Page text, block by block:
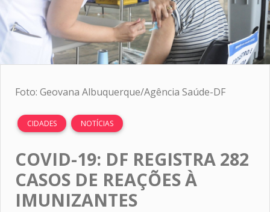
Foto: Geovana Albuquerque/Agência Saúde-DF
CIDADES NOTÍCIAS
COVID-19: DF REGISTRA 282
CASOS DE REAÇÕES À
IMUNIZANTES